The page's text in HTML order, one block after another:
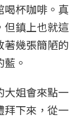
喝杯咖啡。真
但鎮上也就這
著幾張簡陋的
。
大姐會來點一
拜下來，從一